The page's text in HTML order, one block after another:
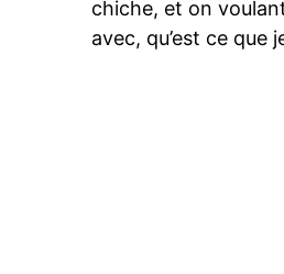
chiche, et on
avec, qu’est ce